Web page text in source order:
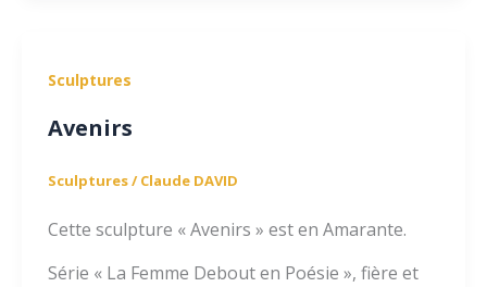
Sculptures
Avenirs
Sculptures/Claude DAVID
Cette sculpture « Avenirs » est en Amarante.
Série « La Femme Debout en Poésie », fière et